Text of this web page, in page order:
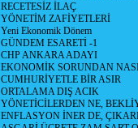
RECETESİZ İLAÇ
YÖNETİM ZAFİYETLERİ
Yeni Ekonomik Dönem
GÜNDEM ESARETİ -1
CHP ANKARA ADAYI
EKONOMİK SORUNDAN
CUMHURİYETLE BİR ASIR
ORTALAMA DIŞ ACIK
YÖNETİCİLERDEN NE,
ENFLASYON İNER DE,